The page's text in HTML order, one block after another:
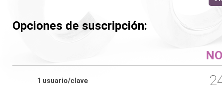
Opciones de suscripción:
1 usuario/clave